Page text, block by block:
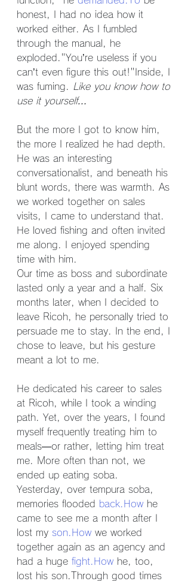
honest, I had no idea how it
worked either. As I fumbled
through the manual, he
exploded."You’re useless if you
can’t even figure this out!"Inside, I
was fuming.
Like you know how to
use it yourself…
But the more I got to know him,
the more I realized he had depth.
He was an interesting
conversationalist, and beneath his
blunt words, there was warmth. As
we worked together on sales
visits, I came to understand that.
He loved fishing and often invited
me along. I enjoyed spending
time with him.
Our time as boss and subordinate
lasted only a year and a half. Six
months later, when I decided to
leave Ricoh, he personally tried to
persuade me to stay. In the end, I
chose to leave, but his gesture
meant a lot to me.
He dedicated his career to sales
at Ricoh, while I took a winding
path. Yet, over the years, I found
myself frequently treating him to
meals—or rather, letting him treat
me. More often than not, we
ended up eating soba.
Yesterday, over tempura soba,
memories flooded
back.How he
came to see me a month after I
lost my son.How we worked
together again as an agency and
had a huge fight.How he, too,
lost his son.Through good times